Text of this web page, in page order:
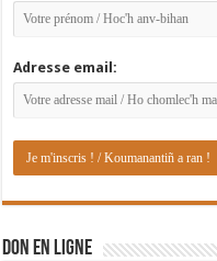
Adresse email:
DON EN LIGNE